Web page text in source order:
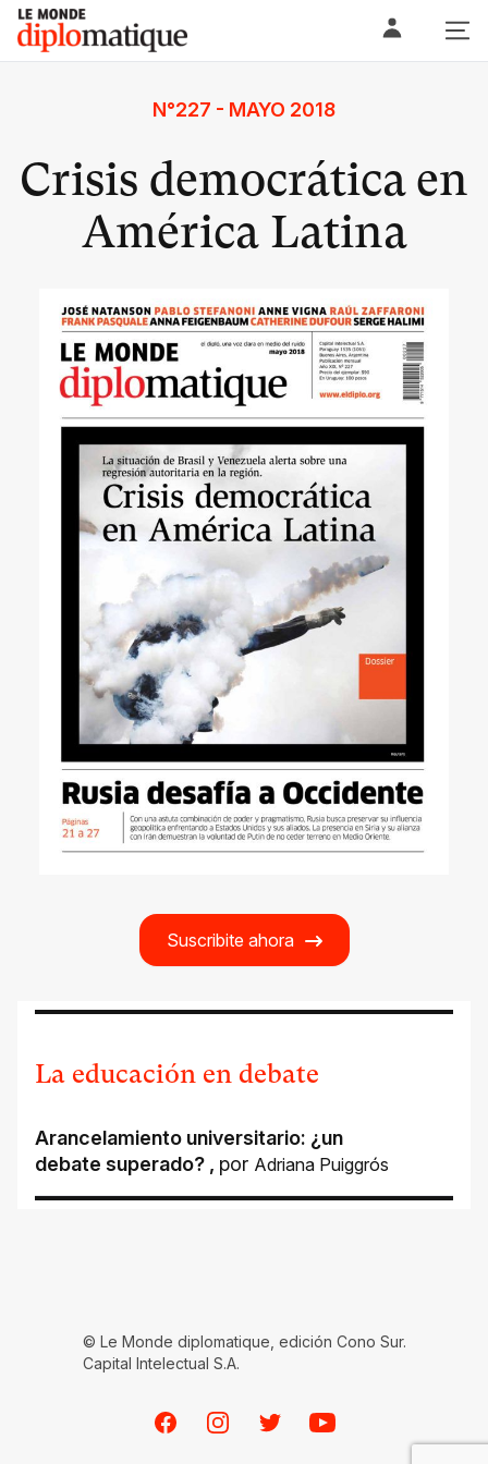
Skip
content
Le monde diplomatique
N°227 - MAYO 2018
Crisis democrática en
América Latina
Suscribite ahora
La educación en debate
Arancelamiento universitario: ¿un
debate superado? , por Adriana Puiggrós
© Le Monde diplomatique, edición Cono Sur.
Capital Intelectual S.A.
FacebookInstagramTwitterYoutube